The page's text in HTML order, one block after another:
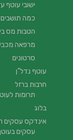
ישובי עוטף
כמה
הטבות מס
מרפאה מכבי
סרטונים
עוטף נדל”ן
חרבות ברזל
תרומות
בלוג
אינדקס עסקים
עסקים